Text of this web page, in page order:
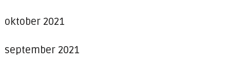
oktober 2021
september 2021